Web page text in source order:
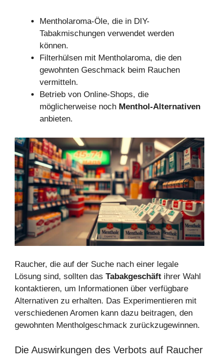
Mentholaroma-Öle, die in DIY-
Tabakmischungen verwendet werden
können.
Filterhülsen mit Mentholaroma, die den
gewohnten Geschmack beim Rauchen
vermitteln.
Betrieb von Online-Shops, die
möglicherweise noch Menthol-Alternativen
anbieten.
Raucher, die auf der Suche nach einer legale
Lösung sind, sollten das Tabakgeschäft ihrer Wahl
kontaktieren, um Informationen über verfügbare
Alternativen zu erhalten. Das Experimentieren mit
verschiedenen Aromen kann dazu beitragen, den
gewohnten Mentholgeschmack zurückzugewinnen.
Die Auswirkungen des Verbots auf Raucher